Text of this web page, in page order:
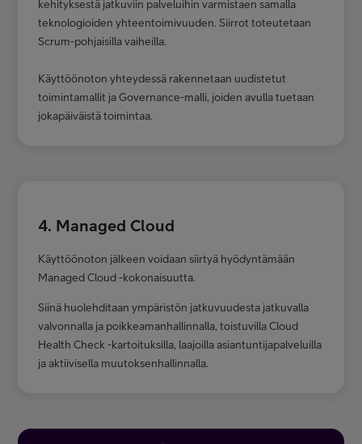
kehityksestä jatkuviin palveluihin varmistaen samalla
teknologioiden yhteentoimivuuden. Siirrot toteutetaan
Scrum-pohjaisilla vaiheilla.
Käyttöönoton yhteydessä rakennetaan uudistetut
toimintamallit ja Governance-malli, joiden avulla tuetaan
jokapäiväistä toimintaa.
4. Managed Cloud
Käyttöönoton jälkeen voidaan siirtyä hyödyntämään
Managed Cloud -kokonaisuutta.
Siinä huolehditaan ympäristön jatkuvuudesta jatkuvalla
valvonnalla ja poikkeamanhallinnalla, toistuvilla Cloud
Health Check -kartoituksilla, laajoilla asiantuntijapalveluilla
ja aktiivisella muutoksenhallinnalla.